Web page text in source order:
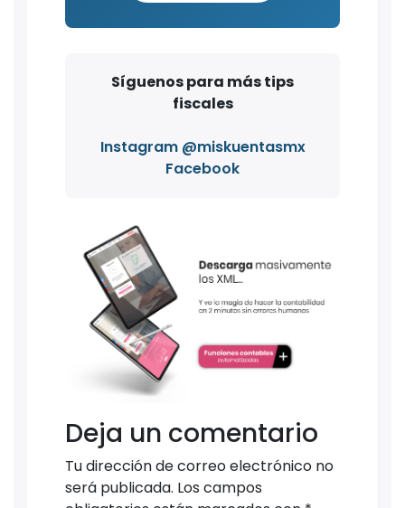
Síguenos para más tips
fiscales
Instagram @miskuentasmx
Facebook
Deja un comentario
Tu dirección de correo electrónico no
será publicada. Los campos